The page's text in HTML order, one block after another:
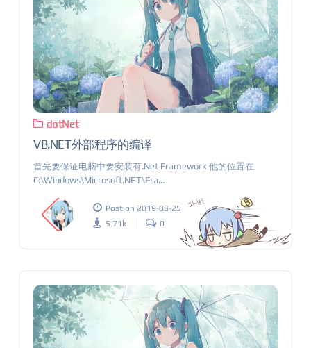
dotNet
VB.NET外部程序的编译
首先要保证电脑中要安装有.Net Framework 他的位置在
C:\Windows\Microsoft.NET\Fra...
Post on 2019-03-25
5.71k
0